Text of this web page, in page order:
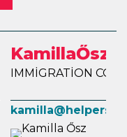
KamillaŐsz
IMMIGRATION